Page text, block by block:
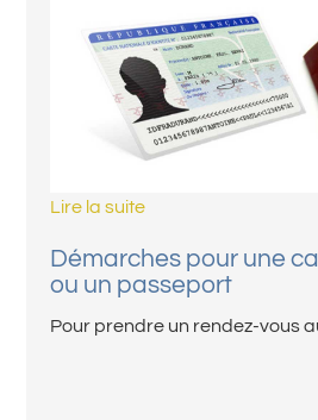
Lire la suite
Démarches pour une
ou un passeport
Pour prendre un rendez-vous